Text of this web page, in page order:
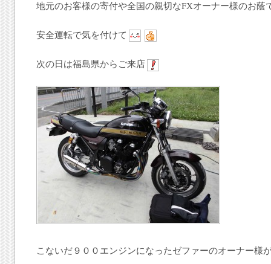
地元のお客様の寄付や全国の親切なFXオーナー様のお蔭
安全運転で気を付けて
次の日は福島県からご来店
こないだ９００エンジンになったゼファーのオーナー様